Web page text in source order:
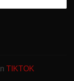
TIKTOK